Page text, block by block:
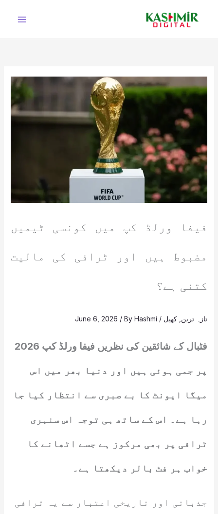
فیفا ورلڈ کپ میں کونسی ٹیمیں
مضبوط ہیں اور ٹرافی کی مالیت
کتنی ہے؟
تازہ ترین کھیل /
June 6, 2026 / ByHashmi
فٹبال کے شائقین کی نظریں فیفا ورلڈ کپ 2026
پر جمی ہوئی ہیں اور دنیا بھر میں اس
میگا ایونٹ کا بے صبری سے انتظار کیا جا
رہا ہے۔ اس کے ساتھ ہی توجہ اس سنہری
ٹرافی پر بھی مرکوز ہے جسے اٹھانے کا
خواب ہر فٹ بالر دیکھتا ہے۔
جذباتی اور تاریخی اعتبار سے یہ ٹرافی